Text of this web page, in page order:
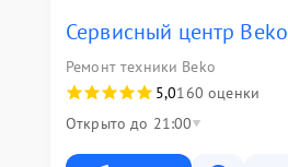
Сервисный центр Beko
Ремонт техники Beko
5,0160 оценки
Открыто до 21:00